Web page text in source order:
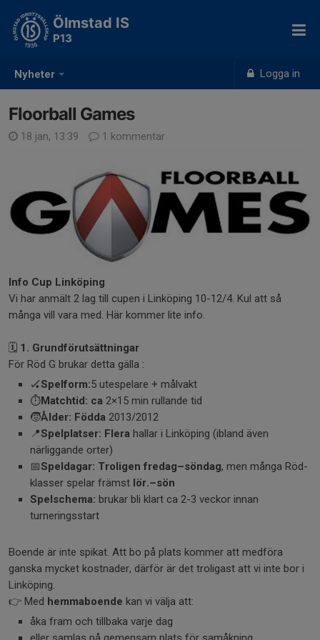
Nyheter Logga in
Ölmstad IS
P13
Floorball Games
18 jan, 13:39 1 kommentar
Info Cup Linköping
Vi har anmält 2 lag till cupen i Linköping 10-12/4. Kul att så
många vill vara med. Här kommer lite info.
🗓️ 1. Grundförutsättningar
För Röd G brukar detta gälla :
🏑Spelform:5 utespelare + målvakt
⏱️Matchtid: ca 2×15 min rullande tid
🧒Ålder: Födda 2013/2012
📍Spelplatser: Flera hallar i Linköping (ibland även
närliggande orter)
📅Speldagar: Troligen fredag–söndag, men många Röd-
klasser spelar främst lör.–sön
Spelschema: brukar bli klart ca 2-3 veckor innan
turneringsstart
Boende är inte spikat. Att bo på plats kommer att medföra
ganska mycket kostnader, därför är det troligast att vi inte bor i
Linköping.
👉 Med hemmaboende kan vi välja att:
åka fram och tillbaka varje dag